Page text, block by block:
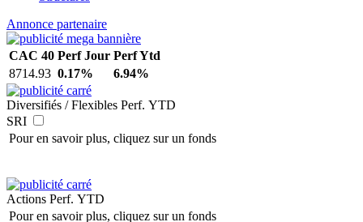
Annonce partenaire
CAC 40 Perf Jour Perf Ytd
8714.93 0.17% 6.94%
Diversifiés / Flexibles Perf. YTD
SRI
Pour en savoir plus, cliquez sur un fonds
Actions Perf. YTD
Pour en savoir plus, cliquez sur un fonds